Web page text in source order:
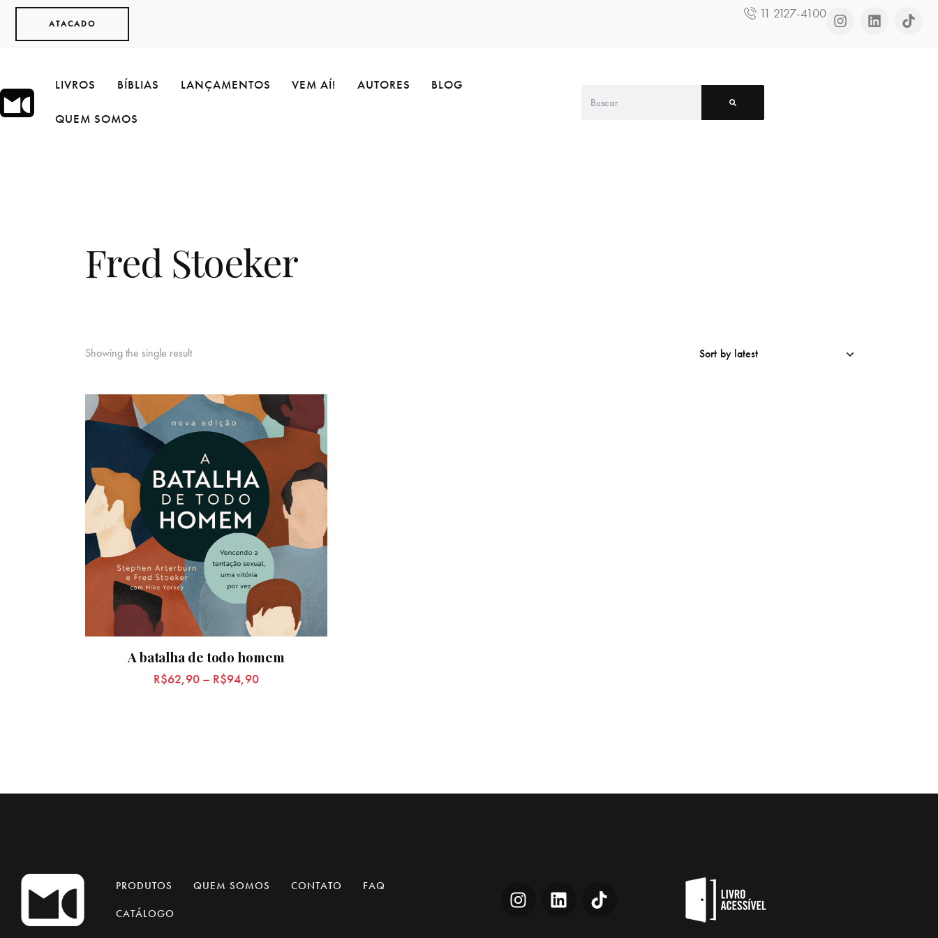
ATACADO
11 2127-4100
LIVROS BÍBLIAS LANÇAMENTOS VEM AÍ! AUTORES BLOG
QUEM SOMOS
Fred Stoeker
Showing the single result
A batalha de todo homem
R$62,90– R$94,90
PRODUTOS QUEM SOMOS CONTATO
FAQ
CATÁLOGO